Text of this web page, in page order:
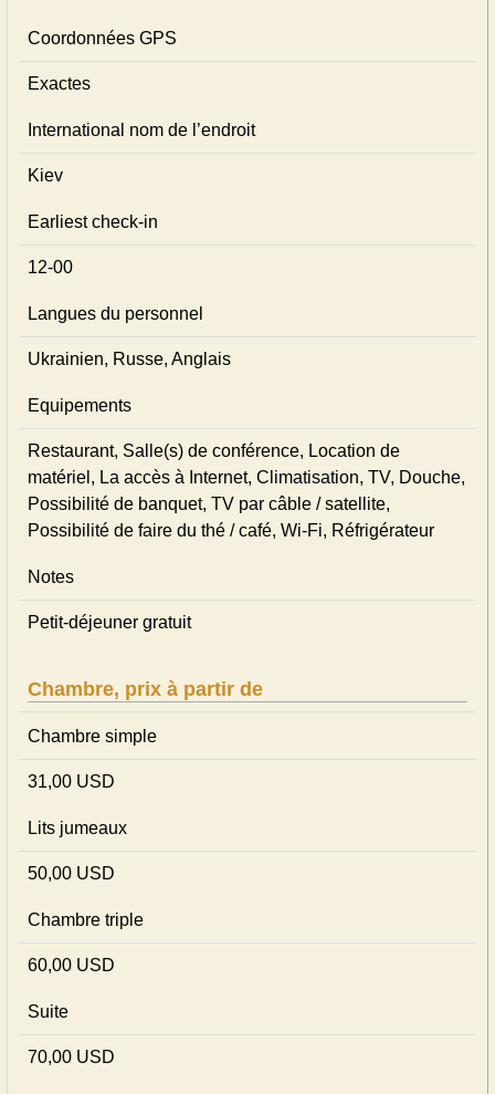
Coordonnées GPS
Exactes
International nom de l’endroit
Kiev
Earliest check-in
12-00
Langues du personnel
Ukrainien, Russe, Anglais
Equipements
Restaurant, Salle(s) de conférence, Location de
matériel, La accès à Internet, Climatisation, TV, Douche,
Possibilité de banquet, TV par câble / satellite,
Possibilité de faire du thé / café, Wi-Fi, Réfrigérateur
Notes
Petit-déjeuner gratuit
Chambre, prix à partir de
Chambre simple
31,00 USD
Lits jumeaux
50,00 USD
Chambre triple
60,00 USD
Suite
70,00 USD